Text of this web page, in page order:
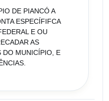
DE PIANCÓ A
ESPECÍFIFCA
E OU
AS
DO MUNICÍPIO, E